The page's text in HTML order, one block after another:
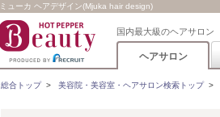
ミューカ ヘアデザイン(Mjuka hair design)
国内最大級のヘアサロン
ヘアサロン
総合トップ> 美容院・美容室・ヘアサロン検索トップ>